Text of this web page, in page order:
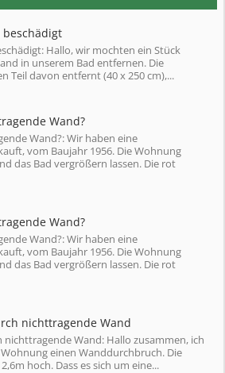
Hallo, wir mochten ein Stück
in unserem Bad entfernen. Die
Teil davon entfernt (40 x 250 cm),...
Wand?
Wand?: Wir haben eine
vom Baujahr 1956. Die Wohnung
das Bad vergrößern lassen. Die rot
Wand?
Wand?: Wir haben eine
vom Baujahr 1956. Die Wohnung
das Bad vergrößern lassen. Die rot
nichttragende Wand
Wand: Hallo zusammen, ich
einen Wanddurchbruch. Die
hoch. Dass es sich um eine...